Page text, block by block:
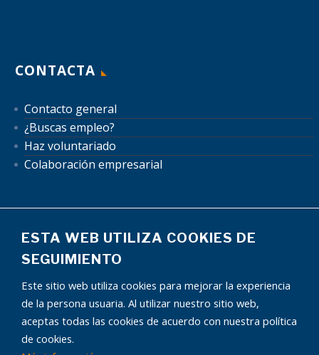
CONTACTA
Contacto general
¿Buscas empleo?
Haz voluntariado
Colaboración empresarial
Mapa del sitio Aviso Legal
Política de Privacidad
Política de Cookies
Autorización uso de datos
Condiciones publicidad
ESTA WEB UTILIZA COOKIES DE
SEGUIMIENTO
Este sitio web utiliza cookies para mejorar la experiencia
de la persona usuaria. Al utilizar nuestro sitio web,
aceptas todas las cookies de acuerdo con nuestra política
de cookies.